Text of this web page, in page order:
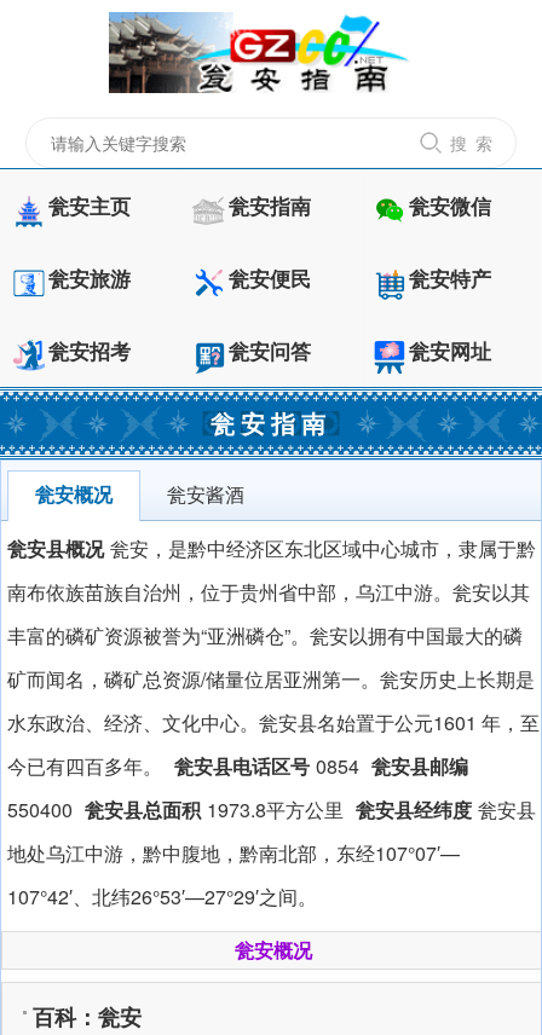
搜 索
瓮安主页 瓮安指南 瓮安微信
瓮安旅游 瓮安便民 瓮安特产
瓮安招考 瓮安问答 瓮安网址
瓮安指南
瓮安概况
瓮安酱酒
瓮安县概况 瓮安，是黔中经济区东北区域中心城市，隶属于黔
南布依族苗族自治州，位于贵州省中部，乌江中游。瓮安以其
丰富的磷矿资源被誉为“亚洲磷仓”。瓮安以拥有中国最大的磷
矿而闻名，磷矿总资源/储量位居亚洲第一。瓮安历史上长期是
水东政治、经济、文化中心。瓮安县名始置于公元1601 年，至
今已有四百多年。
瓮安县电话区号 0854 瓮安县邮编
550400 瓮安县总面积 1973.8平方公里 瓮安县经纬度 瓮安县
地处乌江中游，黔中腹地，黔南北部，东经107°07′—
107°42′、北纬26°53′—27°29′之间。
瓮安概况
百科：瓮安